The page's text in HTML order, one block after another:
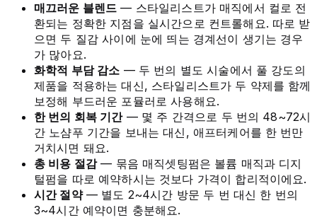
매끄러운 블렌드 — 스타일리스트가 매직에서 컬로 전
환되는 정확한 지점을 실시간으로 컨트롤해요. 따로 받
으면 두 질감 사이에 눈에 띄는 경계선이 생기는 경우
가 많아요.
화학적 부담 감소 — 두 번의 별도 시술에서 풀 강도의
제품을 적용하는 대신, 스타일리스트가 두 약제를 함께
보정해 부드러운 포뮬러로 사용해요.
한 번의 회복 기간— 몇 주 간격으로 두 번의 48~72시
간 노샴푸 기간을 보내는 대신, 애프터케어를 한 번만
거치시면 돼요.
총 비용 절감— 묶음 매직셋팅펌은 볼륨 매직과 디지
털펌을 따로 예약하시는 것보다 가격이 합리적이에요.
시간 절약— 별도 2~4시간 방문 두 번 대신 한 번의
3~4시간 예약이면 충분해요.